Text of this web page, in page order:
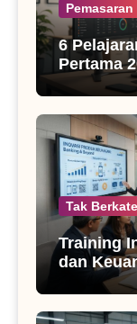
Pemasaran
6
Pertama
Tak
Training
dan